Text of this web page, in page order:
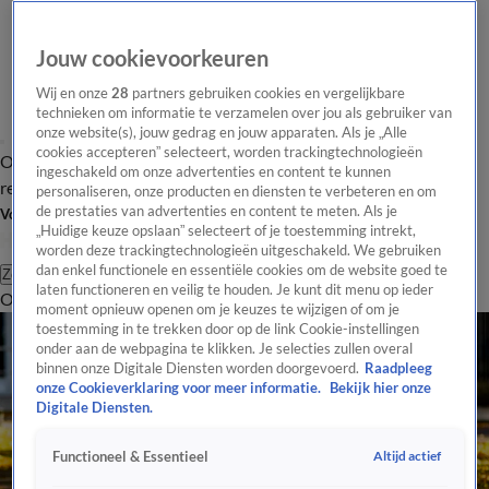
Overzicht Laatste nieuws Regionieuws Het beste van Hart
Tip de
redactie
Volg Hart van Nederland
Zoeken
OverzichtRegioUitzendingenWeerTip de redactiePanelVideo's
Jouw cookievoorkeuren
Wij en onze28 partners gebruiken cookies en vergelijkbare
technieken om informatie te verzamelen over jou als gebruiker van
onze website(s), jouw gedrag en jouw apparaten. Als je „Alle
cookies accepteren” selecteert, worden trackingtechnologieën
ingeschakeld om onze advertenties en content te kunnen
personaliseren, onze producten en diensten te verbeteren en om
de prestaties van advertenties en content te meten. Als je
„Huidige keuze opslaan” selecteert of je toestemming intrekt,
worden deze trackingtechnologieën uitgeschakeld. We gebruiken
dan enkel functionele en essentiële cookies om de website goed te
laten functioneren en veilig te houden. Je kunt dit menu op ieder
moment opnieuw openen om je keuzes te wijzigen of om je
toestemming in te trekken door op de link Cookie-instellingen
onder aan de webpagina te klikken. Je selecties zullen overal
binnen onze Digitale Diensten worden doorgevoerd. Raadpleeg
onze Cookieverklaring voor meer informatie.
Bekijk hier onze
Digitale Diensten.
Functioneel & Essentieel Altijd actief